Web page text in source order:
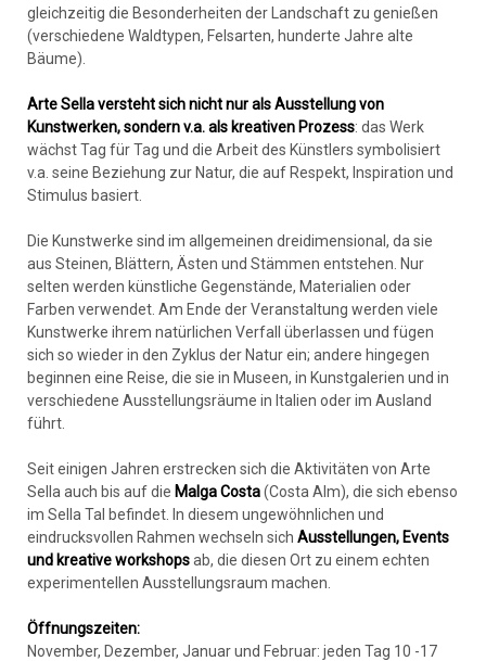
gleichzeitig die Besonderheiten der Landschaft zu genießen
(verschiedene Waldtypen, Felsarten, hunderte Jahre alte
Bäume).
Arte Sella versteht sich nicht nur als Ausstellung von
Kunstwerken, sondern v.a. als kreativen Prozess: das Werk
wächst Tag für Tag und die Arbeit des Künstlers symbolisiert
v.a. seine Beziehung zur Natur, die auf Respekt, Inspiration und
Stimulus basiert.
Die Kunstwerke sind im allgemeinen dreidimensional, da sie
aus Steinen, Blättern, Ästen und Stämmen entstehen. Nur
selten werden künstliche Gegenstände, Materialien oder
Farben verwendet. Am Ende der Veranstaltung werden viele
Kunstwerke ihrem natürlichen Verfall überlassen und fügen
sich so wieder in den Zyklus der Natur ein; andere hingegen
beginnen eine Reise, die sie in Museen, in Kunstgalerien und in
verschiedene Ausstellungsräume in Italien oder im Ausland
führt.
Seit einigen Jahren erstrecken sich die Aktivitäten von Arte
Sella auch bis auf die Malga Costa(Costa Alm), die sich ebenso
im Sella Tal befindet. In diesem ungewöhnlichen und
eindrucksvollen Rahmen wechseln sich Ausstellungen, Events
und kreative workshopsab, die diesen Ort zu einem echten
experimentellen Ausstellungsraum machen.
Öffnungszeiten:
November, Dezember, Januar und Februar: jeden Tag 10 -17